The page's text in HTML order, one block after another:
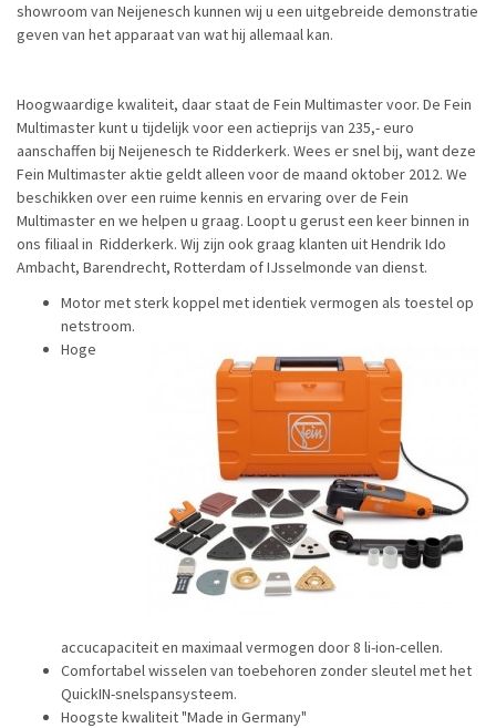
showroom van Neijenesch kunnen wij u een uitgebreide demonstratie
geven van het apparaat van wat hij allemaal kan.
Hoogwaardige kwaliteit, daar staat de Fein Multimaster voor. De Fein
Multimaster kunt u tijdelijk voor een actieprijs van 235,- euro
aanschaffen bij Neijenesch te Ridderkerk. Wees er snel bij, want deze
Fein Multimaster aktie geldt alleen voor de maand oktober 2012. We
beschikken over een ruime kennis en ervaring over de Fein
Multimaster en we helpen u graag. Loopt u gerust een keer binnen in
ons filiaal in Ridderkerk. Wij zijn ook graag klanten uit Hendrik Ido
Ambacht, Barendrecht, Rotterdam of IJsselmonde van dienst.
Motor met sterk koppel met identiek vermogen als toestel op
netstroom.
Hoge
accucapaciteit en maximaal vermogen door 8 li-ion-cellen.
Comfortabel wisselen van toebehoren zonder sleutel met het
QuickIN-snelspansysteem.
Hoogste kwaliteit "Made in Germany"